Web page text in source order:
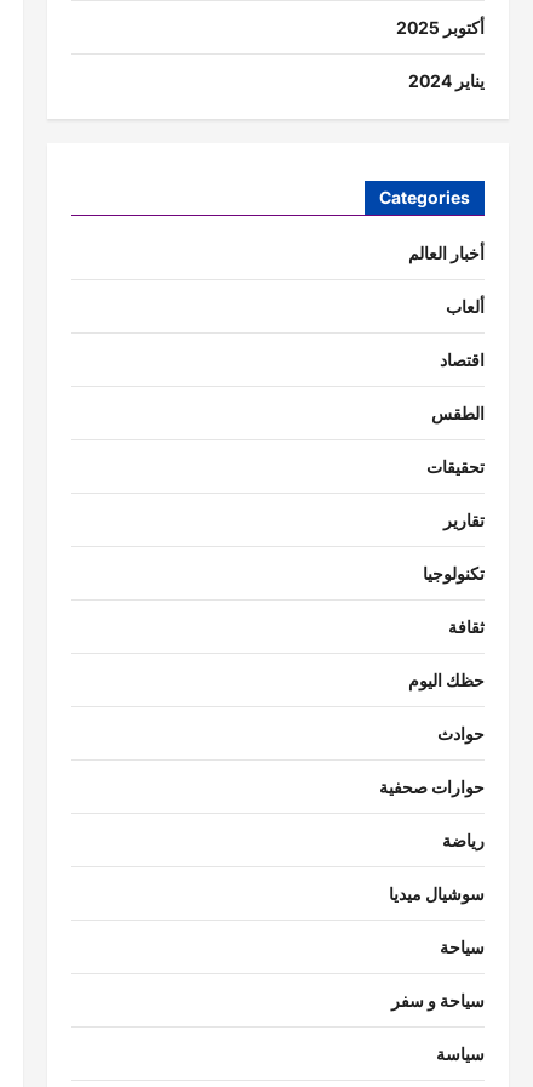
أكتوبر 2025
يناير 2024
Categories
أخبار العالم
ألعاب
اقتصاد
الطقس
تحقيقات
تقارير
تكنولوجيا
ثقافة
حظك اليوم
حوادث
حوارات صحفية
رياضة
سوشيال ميديا
سياحة
سياحة و سفر
سياسة